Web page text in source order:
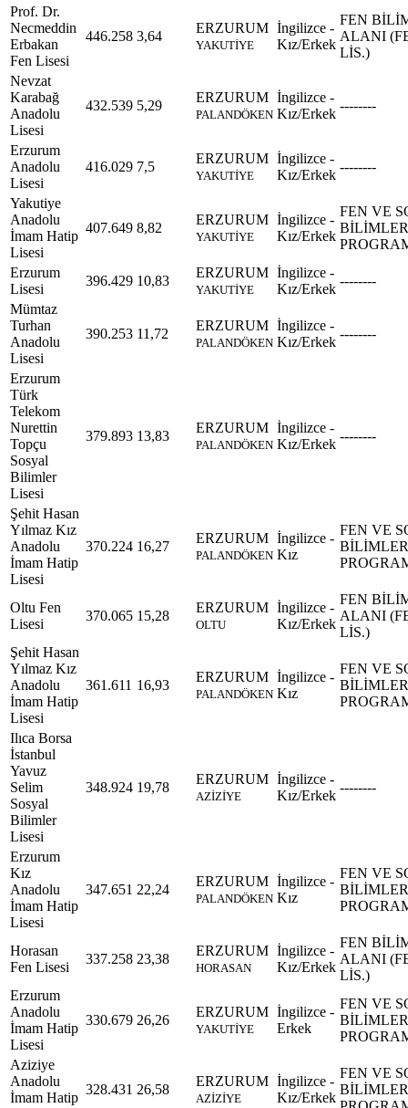
Prof. Dr.
Necmeddin
Erbakan
Fen Lisesi
446.258 3,64
ERZURUM
YAKUTİYE
İngilizce -
Kız/Erkek
FEN
ALANI
LİS.)
Nevzat
Karabağ
Anadolu
Lisesi
432.539 5,29
ERZURUM
PALANDÖKEN
İngilizce -
Kız/Erkek
--------
Erzurum
Anadolu
Lisesi
416.029 7,5
ERZURUM
YAKUTİYE
İngilizce -
Kız/Erkek
--------
Yakutiye
Anadolu
İmam Hatip
Lisesi
407.649 8,82
ERZURUM
YAKUTİYE
İngilizce -
Kız/Erkek
FEN VE
BİLİMLER
Erzurum
Lisesi
396.429 10,83
ERZURUM
YAKUTİYE
İngilizce -
Kız/Erkek
--------
Mümtaz
Turhan
Anadolu
Lisesi
390.253 11,72
ERZURUM
PALANDÖKEN
İngilizce -
Kız/Erkek
--------
Erzurum
Türk
Telekom
Nurettin
Topçu
Sosyal
Bilimler
Lisesi
379.893 13,83
ERZURUM
PALANDÖKEN
İngilizce -
Kız/Erkek
--------
Şehit Hasan
Yılmaz Kız
Anadolu
İmam Hatip
Lisesi
370.224 16,27
ERZURUM
PALANDÖKEN
İngilizce -
Kız
FEN VE
BİLİMLER
Oltu Fen
Lisesi
370.065 15,28
ERZURUM
OLTU
İngilizce -
Kız/Erkek
FEN
ALANI
LİS.)
Şehit Hasan
Yılmaz Kız
Anadolu
İmam Hatip
Lisesi
361.611 16,93
ERZURUM
PALANDÖKEN
İngilizce -
Kız
FEN VE
BİLİMLER
Ilıca Borsa
İstanbul
Yavuz
Selim
Sosyal
Bilimler
Lisesi
348.924 19,78
ERZURUM
AZİZİYE
İngilizce -
Kız/Erkek
--------
Erzurum
Kız
Anadolu
İmam Hatip
Lisesi
347.651 22,24
ERZURUM
PALANDÖKEN
İngilizce -
Kız
FEN VE
BİLİMLER
Horasan
Fen Lisesi
337.258 23,38
ERZURUM
HORASAN
İngilizce -
Kız/Erkek
FEN
ALANI
LİS.)
Erzurum
Anadolu
İmam Hatip
Lisesi
330.679 26,26
ERZURUM
YAKUTİYE
İngilizce -
Erkek
FEN VE
BİLİMLER
Aziziye
Anadolu
İmam Hatip
328.431 26,58
ERZURUM
AZİZİYE
İngilizce -
Kız/Erkek
FEN VE
BİLİMLER